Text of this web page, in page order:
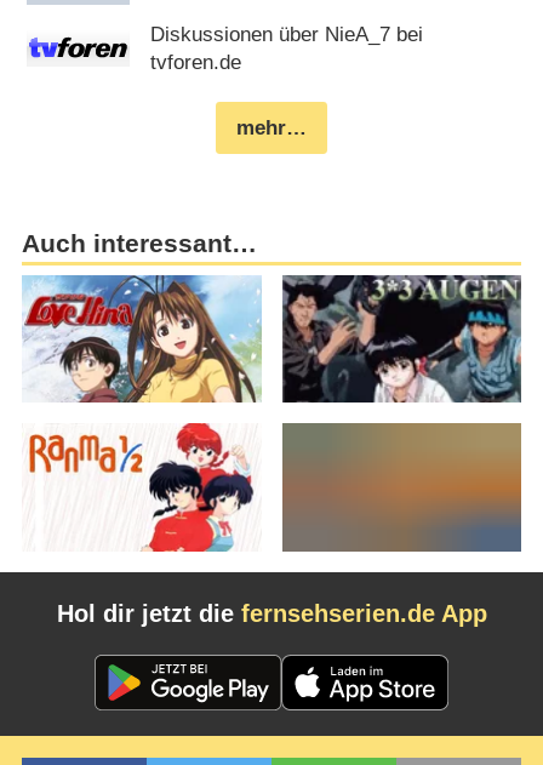
Diskussionen über NieA_7 bei
tvforen.de
mehr…
Auch interessant…
Hol dir jetzt die fernsehserien.de App